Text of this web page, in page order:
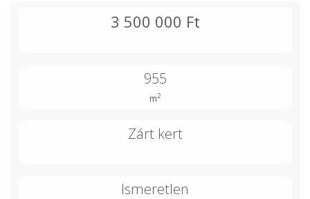
3 500 000 Ft
955
m2
Zárt kert
Ismeretlen